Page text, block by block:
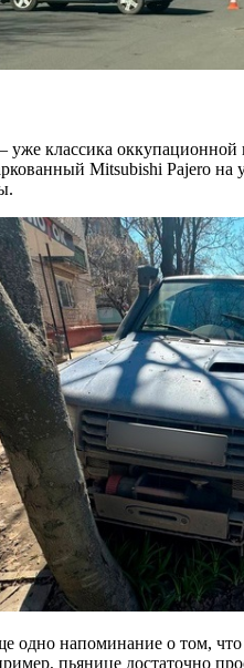
классика оккупационной
Mitsubishi Pajero
одно напоминание о том, что
пьянице достаточно